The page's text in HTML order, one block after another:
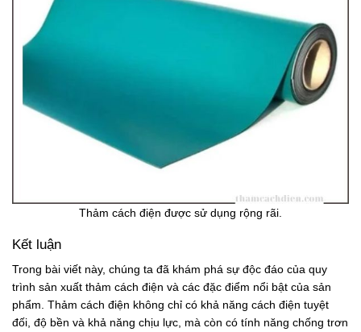
Thảm cách điện được sử dụng rộng rãi.
Kết luận
Trong bài viết này, chúng ta đã khám phá sự độc đáo của quy
trình sản xuất thảm cách điện và các đặc điểm nổi bật của sản
phẩm. Thảm cách điện không chỉ có khả năng cách điện tuyệt
đối, độ bền và khả năng chịu lực, mà còn có tính năng chống trơn